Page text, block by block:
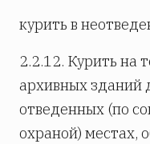
курить в
2.2.12. Курить на
архивных зданий
отведенных (по
охраной) местах,